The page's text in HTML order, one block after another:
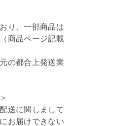
り、一部商品は
商品ページ記載
の都合上発送業
送に関しまして
お届けできない